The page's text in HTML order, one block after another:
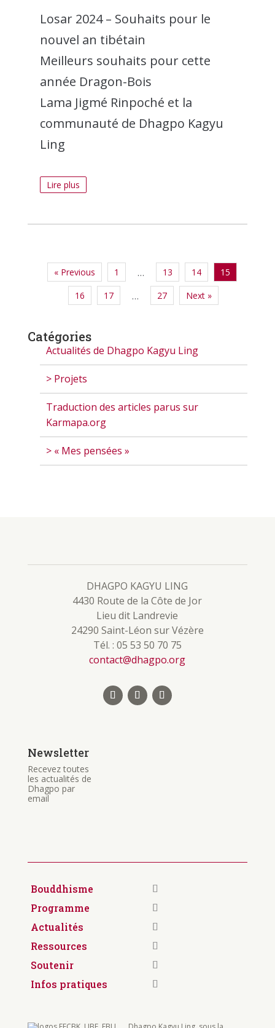
Losar 2024 – Souhaits pour le
nouvel an tibétain
Meilleurs souhaits pour cette
année Dragon-Bois
Lama Jigmé Rinpoché et la
communauté de Dhagpo Kagyu
Ling
Lire plus
« Previous 1 … 13 14
15
16
17 … 27 Next »
Catégories
Actualités de Dhagpo Kagyu Ling
> Projets
Traduction des articles parus sur
Karmapa.org
> « Mes pensées »
DHAGPO KAGYU LING
4430 Route de la Côte de Jor
Lieu dit Landrevie
24290 Saint-Léon sur Vézère
Tél. : 05 53 50 70 75
contact@dhagpo.org
Newsletter
Recevez toutes
les actualités de
Dhagpo par
email
Bouddhisme
Programme
Actualités
Ressources
Soutenir
Infos pratiques